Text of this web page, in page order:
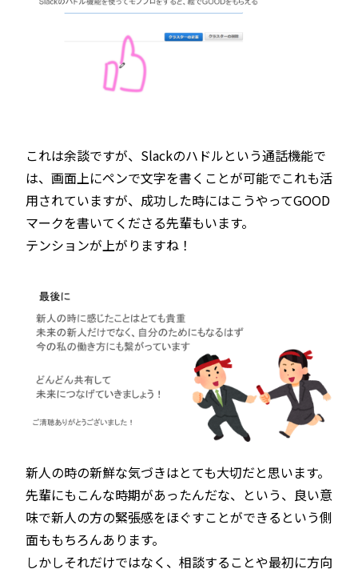
これは余談ですが、Slackのハドルという通話機能で
は、画面上にペンで文字を書くことが可能でこれも活
用されていますが、成功した時にはこうやってGOOD
マークを書いてくださる先輩もいます。
テンションが上がりますね！
新人の時の新鮮な気づきはとても大切だと思います。
先輩にもこんな時期があったんだな、という、良い意
味で新人の方の緊張感をほぐすことができるという側
面ももちろんあります。
しかしそれだけではなく、相談することや最初に方向